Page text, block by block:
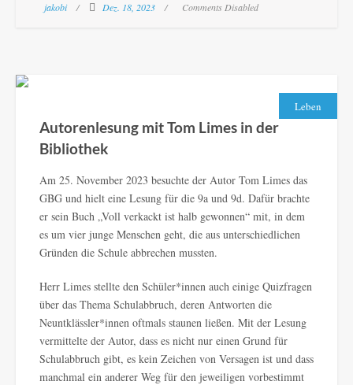
jakobi Dez. 18, 2023 Comments Disabled
Leben
Autorenlesung mit Tom Limes in der
Bibliothek
Am 25. November 2023 besuchte der Autor Tom Limes das
GBG und hielt eine Lesung für die 9a und 9d. Dafür brachte
er sein Buch „Voll verkackt ist halb gewonnen“ mit, in dem
es um vier junge Menschen geht, die aus unterschiedlichen
Gründen die Schule abbrechen mussten.
Herr Limes stellte den Schüler*innen auch einige Quizfragen
über das Thema Schulabbruch, deren Antworten die
Neuntklässler*innen oftmals staunen ließen. Mit der Lesung
vermittelte der Autor, dass es nicht nur einen Grund für
Schulabbruch gibt, es kein Zeichen von Versagen ist und dass
manchmal ein anderer Weg für den jeweiligen vorbestimmt